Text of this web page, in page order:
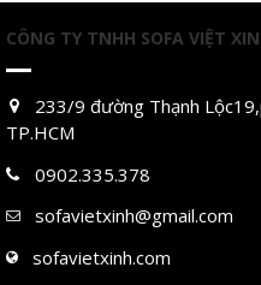
CÔNG TY TNHH SOFA VIỆT
233/9 đường Thạnh
TP.HCM
0902.335.378
sofavietxinh@gmail.com
sofavietxinh.com